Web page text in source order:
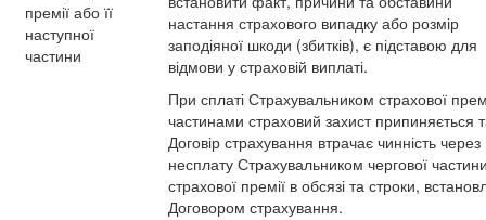
премії або її
наступної
частини
настання страхового випадку або розмір
заподіяної шкоди (збитків), є підставою для
відмови у страховій виплаті.
При сплаті Страхувальником страхової
частинами страховий захист припиняється
Договір страхування втрачає чинність через
несплату Страхувальником чергової
страхової премії в обсязі та строки,
Договором страхування.